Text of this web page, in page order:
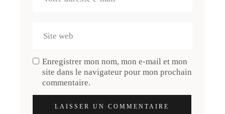
Enregistrer mon nom, mon e-mail et mon
site dans le navigateur pour mon prochain
commentaire.
LAISSER UN COMMENTAIRE